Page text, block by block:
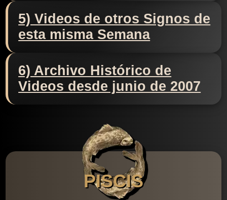
5) Videos de otros Signos de
esta misma Semana
6) Archivo Histórico de
Videos desde junio de 2007
PISCIS